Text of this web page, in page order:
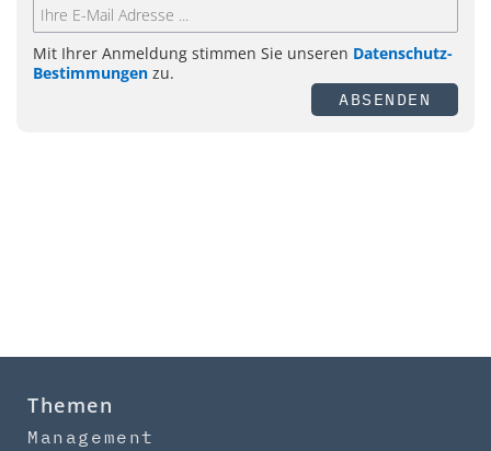
Mit Ihrer Anmeldung stimmen Sie unseren Datenschutz-
Bestimmungen zu.
ABSENDEN
Themen
Management